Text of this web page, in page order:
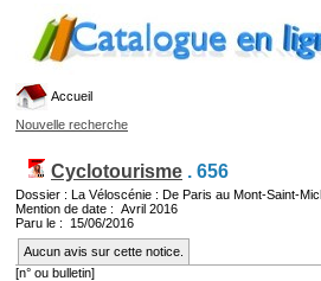
Accueil
Nouvelle recherche
Cyclotourisme . 656
Dossier : La Véloscénie : De Paris au Mont-Saint-
Mention de date : Avril 2016
Paru le : 15/06/2016
Aucun avis sur cette notice.
[n° ou bulletin]